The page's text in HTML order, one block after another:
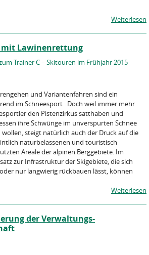
Weiterlesen
Lawinenrettung
Trainer C – Skitouren im Frühjahr 2015
und Variantenfahren sind ein
im Schneesport . Doch weil immer mehr
den Pistenzirkus satthaben und
ihre Schwünge im unverspurten Schnee
wollen, steigt natürlich auch der Druck auf die
naturbelassenen und touristisch
Areale der alpinen Berggebiete. Im
zur Infrastruktur der Skigebiete, die sich
nur langwierig rückbauen lässt, können
Weiterlesen
der Verwaltungs-